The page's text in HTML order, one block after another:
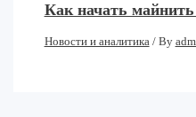
Как начать
Новости и аналитика/ By